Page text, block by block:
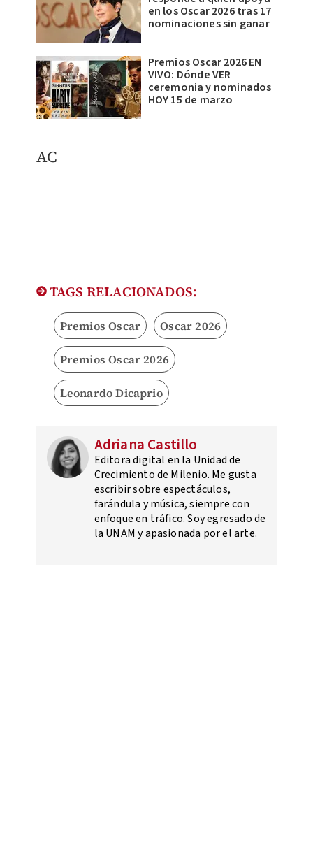
en los Oscar 2026 tras 17
nominaciones sin ganar
Premios Oscar 2026 EN
VIVO: Dónde VER
ceremonia y nominados
HOY 15 de marzo
AC
TAGS RELACIONADOS:
Premios Oscar Oscar 2026
Premios Oscar 2026
Leonardo Dicaprio
Adriana Castillo
Editora digital en la Unidad de
Crecimiento de Milenio. Me gusta
escribir sobre espectáculos,
farándula y música, siempre con
enfoque en tráfico. Soy egresado de
la UNAM y apasionada por el arte.